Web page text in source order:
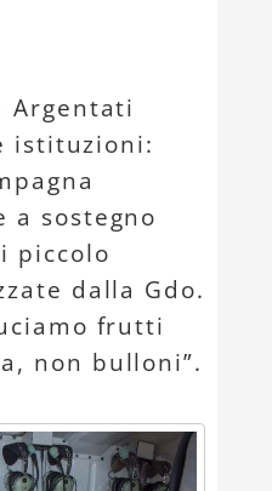
Argentati
istituzioni:
a sostegno
piccolo
dalla Gdo.
frutti
non bulloni”.